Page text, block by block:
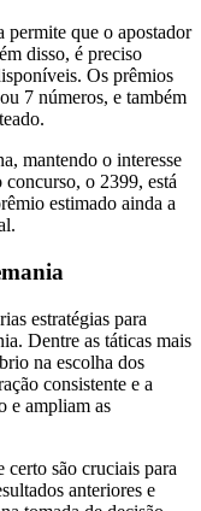
permite que o apostador
disso, é preciso
Os prêmios
7 números, e também
mantendo o interesse
o 2399, está
estimado ainda a
estratégias para
Dentre as táticas mais
na escolha dos
consistente e a
e ampliam as
certo são cruciais para
anteriores e